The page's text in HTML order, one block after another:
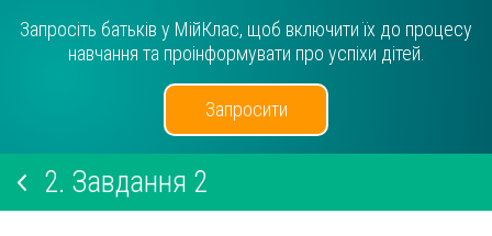
Запросіть батьків у МійКлас, щоб включити їх до процесу
навчання та проінформувати про успіхи дітей.
Запросити
2. Завдання 2